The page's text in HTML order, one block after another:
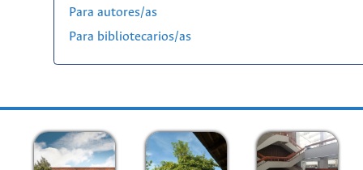
Para autores/as
Para bibliotecarios/as